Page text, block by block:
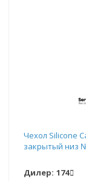
Чехол Silicone
закрытый низ
Дилер: 174